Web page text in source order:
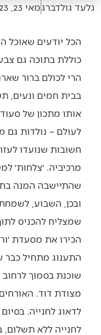
גלעד גולדברגמאי 23, 2023
הכל יודעים שאוכל
כוללת בתוכה גם
הרי לכולם ברור
בבית חמים ונעים,
אותו מתכון של
לעולם – נולדות גם
חשובות שנועדו
מרכיביה. ׳צִלְחוּת׳
שהתיישבה המנה
ובכן, השבוע,
שמצליח להכניס
הכירו את מסעדת
התענוג מתחיל כבר
שוכנת בסמוך
מצודת דוד.
לדאוג לחנייה.
לחנייה ללא תשלום,